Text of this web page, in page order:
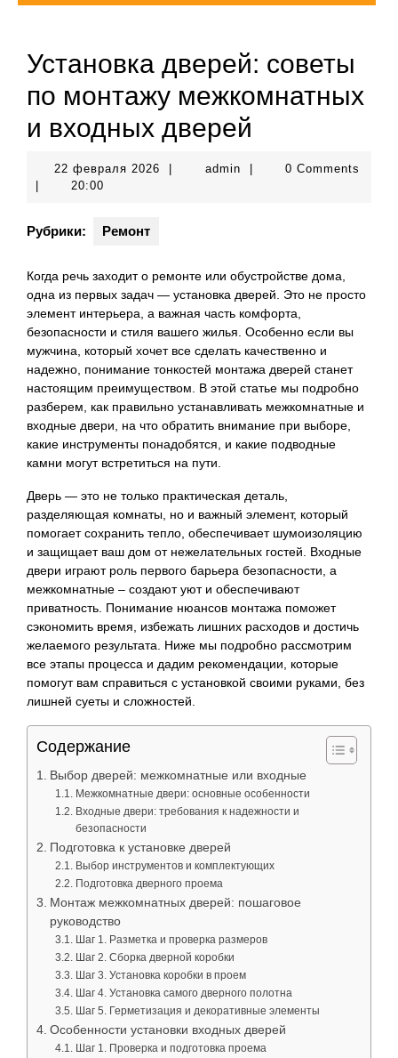
Установка дверей: советы
по монтажу межкомнатных
и входных дверей
22 февраля 2026 22
adminadmin
0 Comments
20:00
Рубрики: Ремонт
Когда речь заходит о ремонте или обустройстве дома,
одна из первых задач — установка дверей. Это не просто
элемент интерьера, а важная часть комфорта,
безопасности и стиля вашего жилья. Особенно если вы
мужчина, который хочет все сделать качественно и
надежно, понимание тонкостей монтажа дверей станет
настоящим преимуществом. В этой статье мы подробно
разберем, как правильно устанавливать межкомнатные и
входные двери, на что обратить внимание при выборе,
какие инструменты понадобятся, и какие подводные
камни могут встретиться на пути.
Дверь — это не только практическая деталь,
разделяющая комнаты, но и важный элемент, который
помогает сохранить тепло, обеспечивает шумоизоляцию
и защищает ваш дом от нежелательных гостей. Входные
двери играют роль первого барьера безопасности, а
межкомнатные – создают уют и обеспечивают
приватность. Понимание нюансов монтажа поможет
сэкономить время, избежать лишних расходов и достичь
желаемого результата. Ниже мы подробно рассмотрим
все этапы процесса и дадим рекомендации, которые
помогут вам справиться с установкой своими руками, без
лишней суеты и сложностей.
Содержание
Выбор дверей: межкомнатные или входные
Межкомнатные двери: основные особенности
Входные двери: требования к надежности и
безопасности
Подготовка к установке дверей
Выбор инструментов и комплектующих
Подготовка дверного проема
Монтаж межкомнатных дверей: пошаговое
руководство
Шаг 1. Разметка и проверка размеров
Шаг 2. Сборка дверной коробки
Шаг 3. Установка коробки в проем
Шаг 4. Установка самого дверного полотна
Шаг 5. Герметизация и декоративные элементы
Особенности установки входных дверей
Шаг 1. Проверка и подготовка проема